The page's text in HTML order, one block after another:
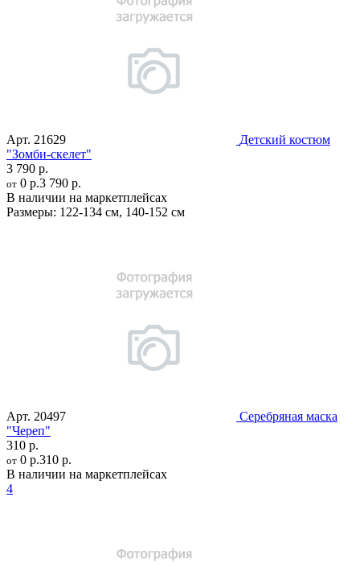
Арт. 21629
Детский костюм
"Зомби-скелет"
3 790 р.
от 0 р.3 790 р.
В наличии на маркетплейсах
Размеры: 122-134 см, 140-152 см
Арт. 20497
Серебряная маска
"Череп"
310 р.
от 0 р.310 р.
В наличии на маркетплейсах
4